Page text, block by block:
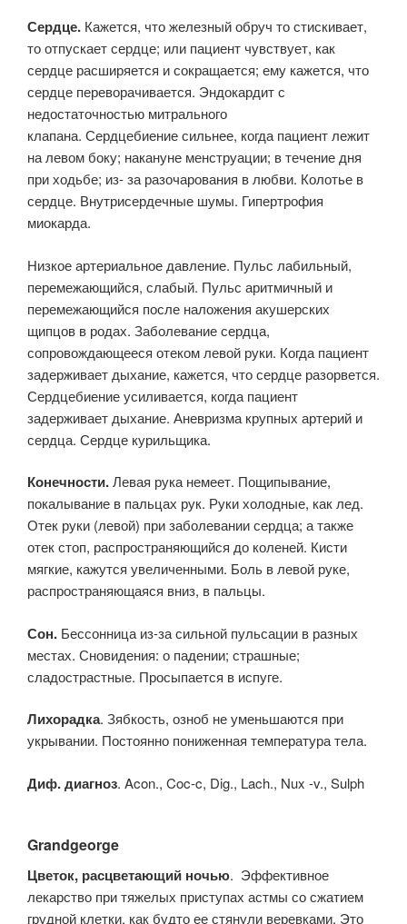
Сердце. Кажется, что железный обруч то стискивает,
то отпускает сердце; или пациент чувствует, как
сердце расширяется и сокращается; ему кажется, что
сердце переворачивается. Эндокардит с
недостаточностью митрального
клапана. Сердцебиение сильнее, когда пациент лежит
на левом боку; накануне менструации; в течение дня
при ходьбе; из- за разочарования в любви. Колотье в
сердце. Внутрисердечные шумы. Гипертрофия
миокарда.
Низкое артериальное давление. Пульс лабильный,
перемежающийся, слабый. Пульс аритмичный и
перемежающийся после наложения акушерских
щипцов в родах. Заболевание сердца,
сопровождающееся отеком левой руки. Когда пациент
задерживает дыхание, кажется, что сердце разорвется.
Сердцебиение усиливается, когда пациент
задерживает дыхание. Аневризма крупных артерий и
сердца. Сердце курильщика.
Конечности.Левая рука немеет. Пощипывание,
покалывание в пальцах рук. Руки холодные, как лед.
Отек руки (левой) при заболевании сердца; а также
отек стоп, распространяющийся до коленей. Кисти
мягкие, кажутся увеличенными. Боль в левой руке,
распространяющаяся вниз, в пальцы.
Сон. Бессонница из-за сильной пульсации в разных
местах. Сновидения: о падении; страшные;
сладострастные. Просыпается в испуге.
Лихорадка. Зябкость, озноб не уменьшаются при
укрывании. Постоянно пониженная температура тела.
Диф. диагноз. Acon., Coc-c, Dig., Lach., Nux -v., Sulph
Grandgeorge
Цветок, расцветающий ночью. Эффективное
лекарство при тяжелых приступах астмы со сжатием
грудной клетки, как будто ее стянули веревками. Это